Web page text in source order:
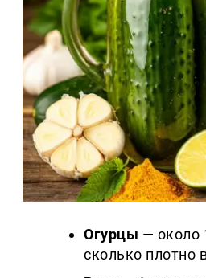
Огурцы — около
сколько плотно